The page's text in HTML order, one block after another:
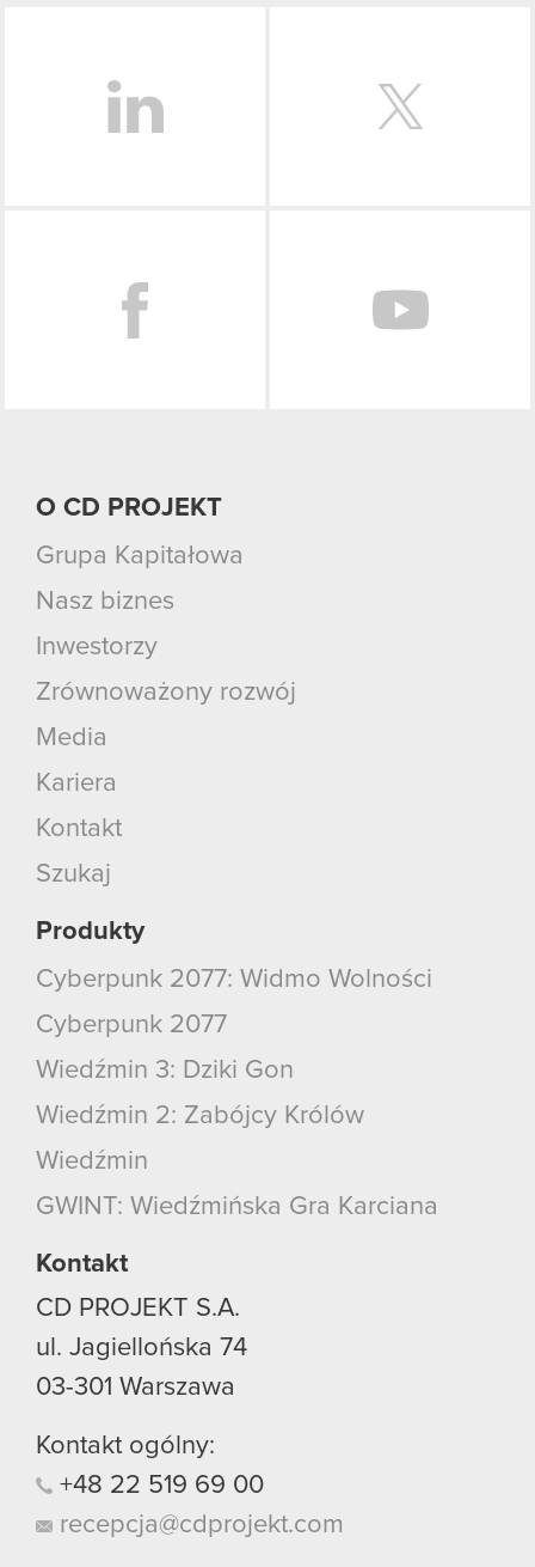
O CD PROJEKT
Grupa Kapitałowa
Nasz biznes
Inwestorzy
Zrównoważony rozwój
Media
Kariera
Kontakt
Szukaj
Produkty
Cyberpunk 2077: Widmo Wolności
Cyberpunk 2077
Wiedźmin 3: Dziki Gon
Wiedźmin 2: Zabójcy Królów
Wiedźmin
GWINT: Wiedźmińska Gra Karciana
Kontakt
CD PROJEKT S.A.
ul. Jagiellońska 74
03-301 Warszawa
Kontakt ogólny:
+48 22 519 69 00
recepcja@cdprojekt.com